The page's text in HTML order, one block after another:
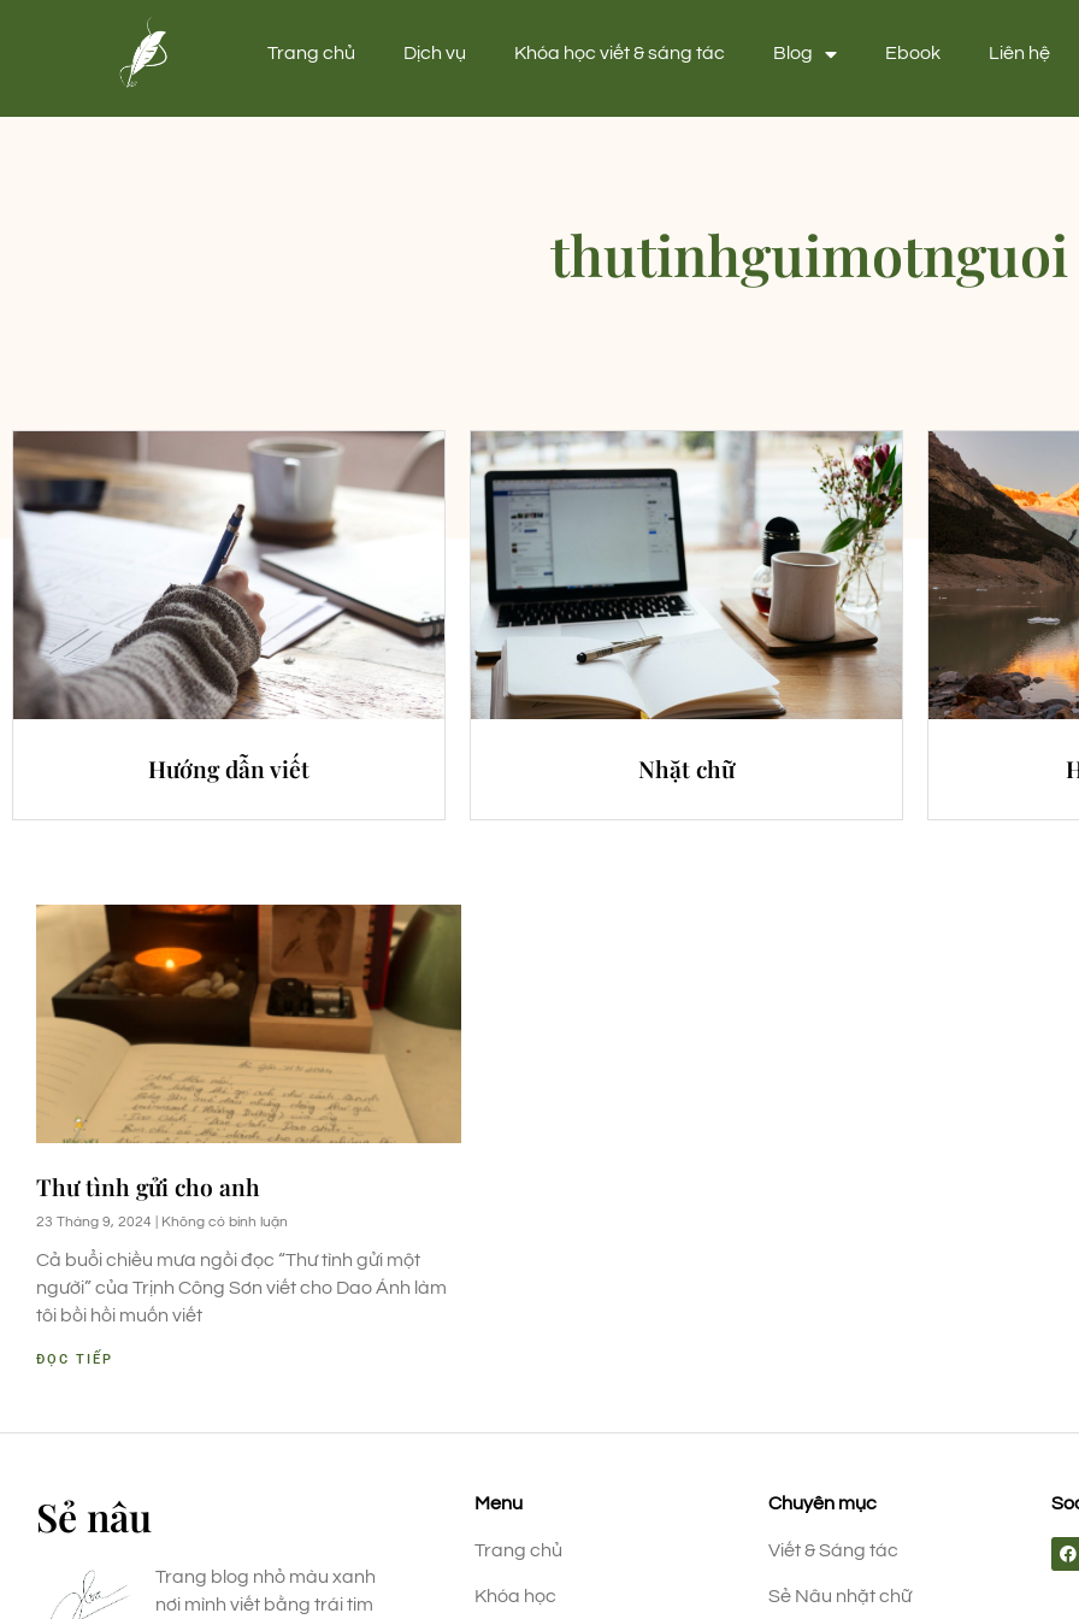
Trang chủ Dịch vụ Khóa học viết & sáng tác Blog Ebook Liên hệ
thutinhguimotnguoi
Hướng dẫn viết Nhặt chữ
Thư tình gửi cho anh
23 Tháng 9, 2024 Không có bình luận
Cả buổi chiều mưa ngồi đọc “Thư tình gửi một
người” của Trịnh Công Sơn viết cho Dao Ánh làm
tôi bồi hồi muốn viết
ĐỌC TIẾP
Sẻ nâu
Trang blog nhỏ màu xanh
nơi mình viết bằng trái tim
Menu
Trang chủ
Khóa học
Chuyên mục
Viết & Sáng tác
Sẻ Nâu nhặt chữ